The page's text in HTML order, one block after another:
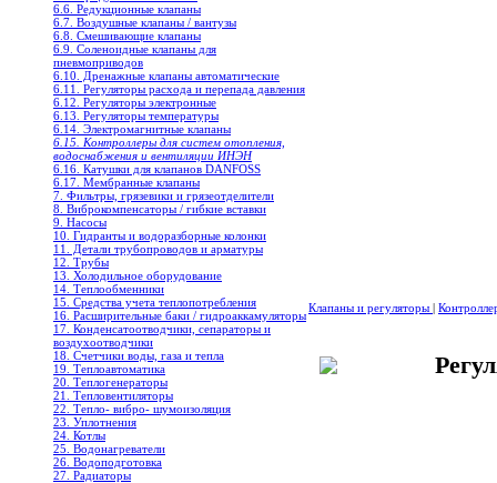
6.6. Редукционные клапаны
6.7. Воздушные клапаны / вантузы
6.8. Смешивающие клапаны
6.9. Соленоидные клапаны для
пневмоприводов
6.10. Дренажные клапаны автоматические
6.11. Регуляторы расхода и перепада давления
6.12. Регуляторы электронные
6.13. Регуляторы температуры
6.14. Электромагнитные клапаны
6.15. Контроллеры для систем отопления,
водоснабжения и вентиляции ИНЭН
6.16. Катушки для клапанов DANFOSS
6.17. Мембранные клапаны
7. Фильтры, грязевики и грязеотделители
8. Виброкомпенсаторы / гибкие вставки
9. Насосы
10. Гидранты и водоразборные колонки
11. Детали трубопроводов и арматуры
12. Трубы
13. Холодильное oборудование
14. Теплообменники
15. Средства учета теплопотребления
16. Расширительные баки / гидроаккамуляторы
17. Конденсатоотводчики, сепараторы и
воздухоотводчики
18. Счетчики воды, газа и тепла
19. Теплоавтоматика
20. Теплогенераторы
21. Тепловентиляторы
22. Тепло- вибро- шумоизоляция
23. Уплотнения
24. Котлы
25. Водонагреватели
26. Водоподготовка
27. Радиаторы
Клапаны и регуляторы |